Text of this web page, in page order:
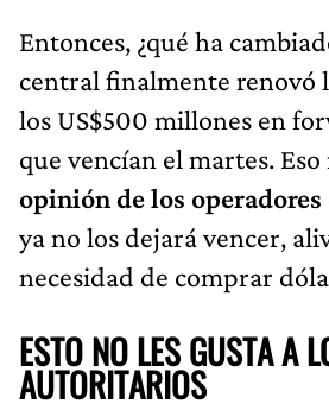
Entonces, ¿qué ha
central finalmente renovó
los US$500 millones en
que vencían el martes. Eso
opinión de los operadores
ya no los dejará vencer,
necesidad de comprar
ESTO NO LES GUSTA A
AUTORITARIOS